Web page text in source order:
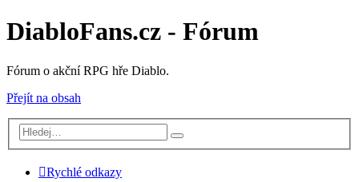
DiabloFans.cz - Fórum
Fórum o akční RPG hře Diablo.
Přejít na obsah
Rychlé odkazy